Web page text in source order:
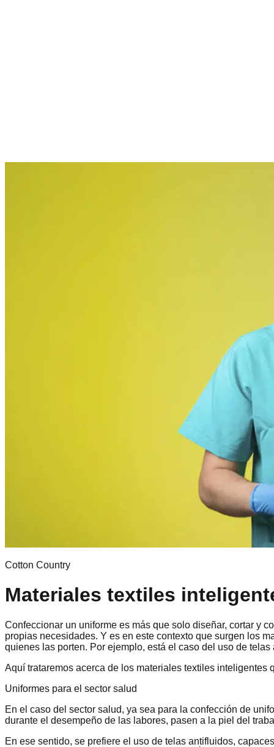
Cotton Country
Materiales textiles
Confeccionar un uniforme es más que solo diseñar, cortar y
propias necesidades. Y es en este contexto que surgen los
quienes las porten. Por ejemplo, está el caso del uso de
Aquí trataremos acerca de los materiales textiles
Uniformes para el sector salud
En el caso del sector salud, ya sea para la confección de
durante el desempeño de las labores, pasen a la piel del
En ese sentido, se prefiere el uso de telas antifluidos,